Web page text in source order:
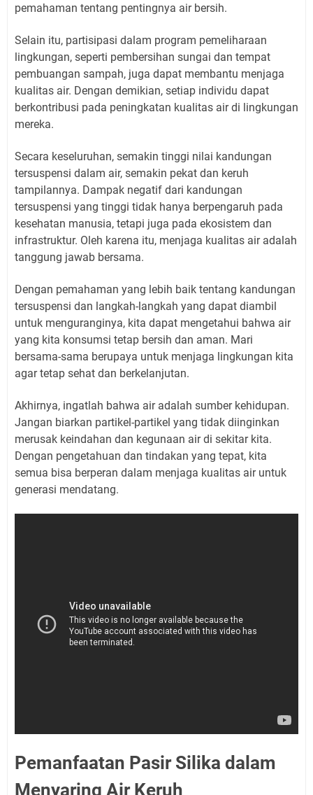
pemahaman tentang pentingnya air bersih.
Selain itu, partisipasi dalam program pemeliharaan
lingkungan, seperti pembersihan sungai dan tempat
pembuangan sampah, juga dapat membantu menjaga
kualitas air. Dengan demikian, setiap individu dapat
berkontribusi pada peningkatan kualitas air di lingkungan
mereka.
Secara keseluruhan, semakin tinggi nilai kandungan
tersuspensi dalam air, semakin pekat dan keruh
tampilannya. Dampak negatif dari kandungan
tersuspensi yang tinggi tidak hanya berpengaruh pada
kesehatan manusia, tetapi juga pada ekosistem dan
infrastruktur. Oleh karena itu, menjaga kualitas air adalah
tanggung jawab bersama.
Dengan pemahaman yang lebih baik tentang kandungan
tersuspensi dan langkah-langkah yang dapat diambil
untuk menguranginya, kita dapat mengetahui bahwa air
yang kita konsumsi tetap bersih dan aman. Mari
bersama-sama berupaya untuk menjaga lingkungan kita
agar tetap sehat dan berkelanjutan.
Akhirnya, ingatlah bahwa air adalah sumber kehidupan.
Jangan biarkan partikel-partikel yang tidak diinginkan
merusak keindahan dan kegunaan air di sekitar kita.
Dengan pengetahuan dan tindakan yang tepat, kita
semua bisa berperan dalam menjaga kualitas air untuk
generasi mendatang.
Pemanfaatan Pasir Silika dalam
Menyaring Air Keruh